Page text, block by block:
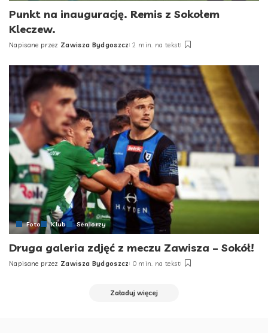
Punkt na inaugurację. Remis z Sokołem
Kleczew.
Posted
Napisane przez Zawisza Bydgoszcz 2 min. na tekst
Foto Klub Seniorzy
Druga galeria zdjęć z meczu Zawisza – Sokół!
Posted
Napisane przez Zawisza Bydgoszcz 0 min. na tekst
Załaduj więcej